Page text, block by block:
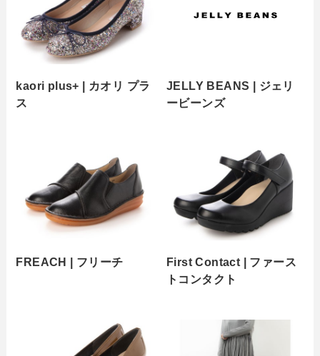
kaori plus+ | カオリ プラ
ス
JELLY BEANS | ジェリ
ービーンズ
FREACH | フリーチ
First Contact | ファース
トコンタクト